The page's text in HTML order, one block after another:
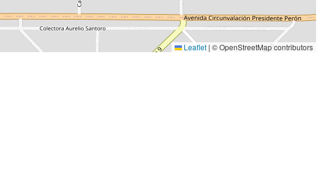
Leaflet | © OpenStreetMap contributors